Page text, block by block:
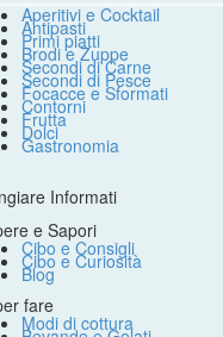
Aperitivi e Cocktail
Antipasti
Primi piatti
Brodi e Zuppe
Secondi di Carne
Secondi di Pesce
Focacce e Sformati
Contorni
Frutta
Dolci
Gastronomia
Informati
e Sapori
Cibo e Consigli
Cibo e Curiosità
Blog
fare
Modi di cottura